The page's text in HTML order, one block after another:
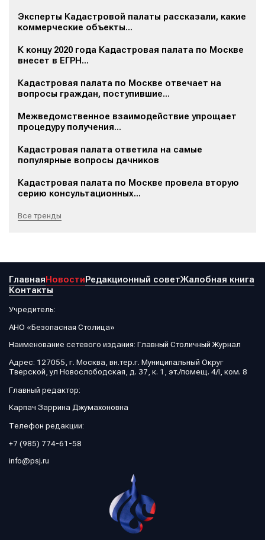
Эксперты Кадастровой палаты рассказали, какие
коммерческие объекты...
К концу 2020 года Кадастровая палата по Москве
внесет в ЕГРН...
Кадастровая палата по Москве отвечает на
вопросы граждан, поступившие...
Межведомственное взаимодействие упрощает
процедуру получения...
Кадастровая палата ответила на самые
популярные вопросы дачников
Кадастровая палата по Москве провела вторую
серию консультационных...
Все тренды
ГлавнаяНовостиРедакционный советЖалобная книга
Контакты
Учредитель:
АНО «Безопасная Столица»
Наименование сетевого издания: Главный Столичный Журнал
Адрес: 127055, г. Москва, вн.тер.г. Муниципальный Округ
Тверской, ул Новослободская, д. 37, к. 1, эт./помещ. 4/I, ком. 8
Главный редактор:
Карпач Заррина Джумахоновна
Телефон редакции:
+7 (985) 774-61-58
info@psj.ru